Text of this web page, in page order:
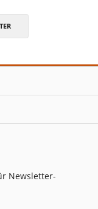
Newsletter-